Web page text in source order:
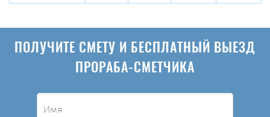
ПОЛУЧИТЕ СМЕТУ И БЕСПЛАТНЫЙ ВЫЕЗД
ПРОРАБА-СМЕТЧИКА